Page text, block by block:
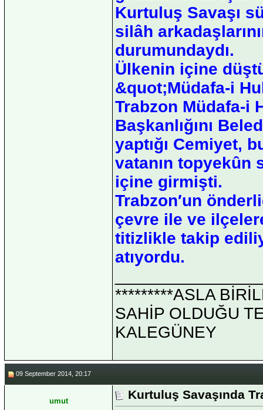
Kurtuluş Savaşı
silâh
durumundaydı.
Ülkenin içine
&quot;Müdafa-i
Trabzon Müdafa-i
Başkanlığını
yaptığı Cemiyet,
vatanın topyekûn
içine girmişti.
Trabzon′un
çevre ile ve
titizlikle takip
atıyordu.
*********ASLA
SAHİP OLDUĞU
KALEGÜNEY
09 September 2014, 20:17
umut Kurtuluş Savaşında